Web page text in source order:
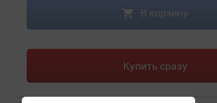
В корзину
Купить сразу